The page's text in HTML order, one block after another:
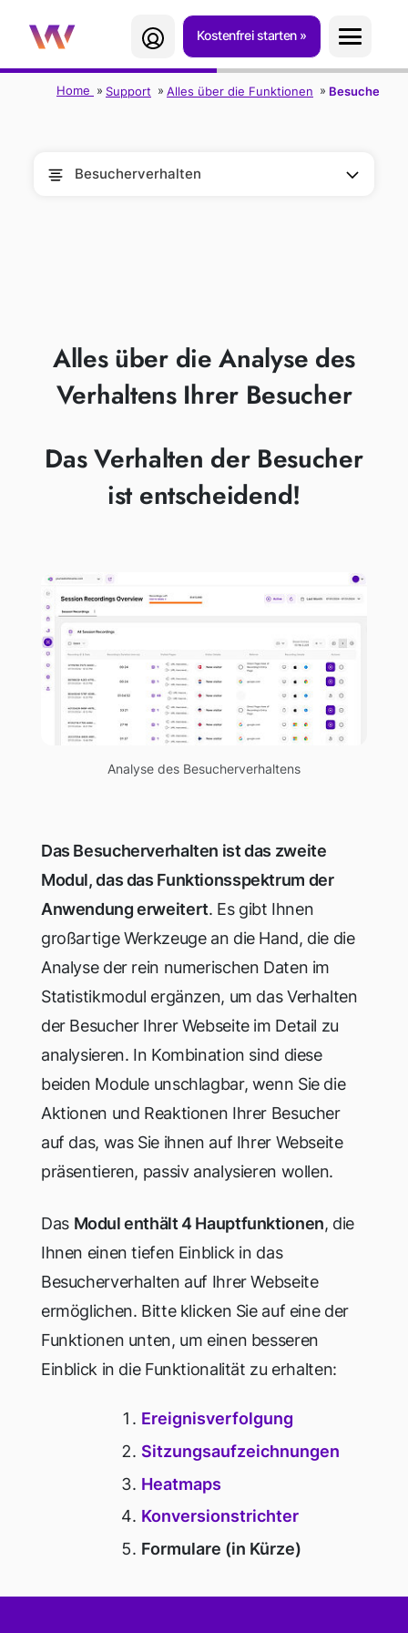
Kostenfrei starten
Home Support Alles über die Funktionen
Besucherverhalten
Alles über die Analyse des
Verhaltens Ihrer Besucher
Das Verhalten der Besucher
ist entscheidend!
Analyse des Besucherverhaltens
Das Besucherverhalten ist das zweite
Modul, das das Funktionsspektrum der
Anwendung erweitert. Es gibt Ihnen
großartige Werkzeuge an die Hand, die die
Analyse der rein numerischen Daten im
Statistikmodul ergänzen, um das Verhalten
der Besucher Ihrer Webseite im Detail zu
analysieren. In Kombination sind diese
beiden Module unschlagbar, wenn Sie die
Aktionen und Reaktionen Ihrer Besucher
auf das, was Sie ihnen auf Ihrer Webseite
präsentieren, passiv analysieren wollen.
Das Modul enthält 4 Hauptfunktionen, die
Ihnen einen tiefen Einblick in das
Besucherverhalten auf Ihrer Webseite
ermöglichen. Bitte klicken Sie auf eine der
Funktionen unten, um einen besseren
Einblick in die Funktionalität zu erhalten:
Ereignisverfolgung
Sitzungsaufzeichnungen
Heatmaps
Konversionstrichter
Formulare (in Kürze)